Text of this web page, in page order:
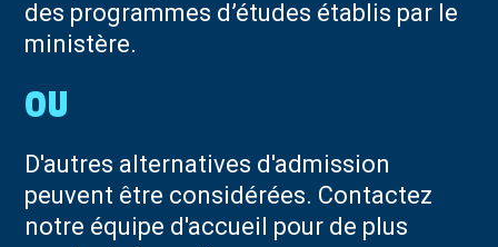
des programmes d’études établis par le
ministère.
D'autres alternatives d'admission
peuvent être considérées. Contactez
notre équipe d'accueil pour de plus